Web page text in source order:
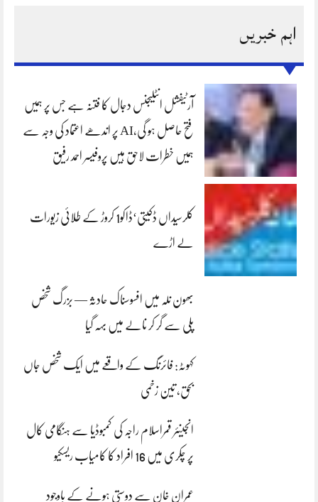
اہم خبریں
آرٹیفشل انٹلیجنس دجال کا فتنہ ہے جس پر ہمیں
فتح حاصل ہو گی،AI پر اندھے اعتماد کی وجہ سے
ہمیں خطرات لاحق ہیں پروفیسر احمد رفیق
کلرسیداں ڈکیتی‘ڈاکو1 کروڑ کے طلائی زیورات
لے اڑے
بھون نلہ میں افسوسناک حادثہ — بزرگ شخص
پلی سے گر کر نالے میں بہہ گیا
کہوٹہ: فائرنگ کے واقعے میں ایک شخص جاں
بحق، تین زخمی
انجینئر قمراسلام راجہ کی کمبوڈیا سے ہنگامی کال
پر چکری میں 16 افراد کا کامیاب ریسکیو
عمران خان سے دوستی ہونے کے باوجود